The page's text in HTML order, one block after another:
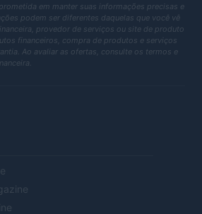
em manter suas informações precisas e
podem ser diferentes daquelas que você vê
provedor de serviços ou site de produto
financeiros, compra de produtos e serviços
Ao avaliar as ofertas, consulte os termos e